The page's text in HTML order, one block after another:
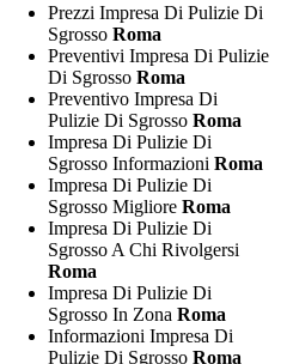
Prezzi Impresa Di Pulizie Di
Sgrosso Roma
Preventivi Impresa Di Pulizie
Di Sgrosso Roma
Preventivo Impresa Di
Pulizie Di Sgrosso Roma
Impresa Di Pulizie Di
Sgrosso Informazioni Roma
Impresa Di Pulizie Di
Sgrosso Migliore Roma
Impresa Di Pulizie Di
Sgrosso A Chi Rivolgersi
Roma
Impresa Di Pulizie Di
Sgrosso In Zona Roma
Informazioni Impresa Di
Pulizie Di Sgrosso Roma